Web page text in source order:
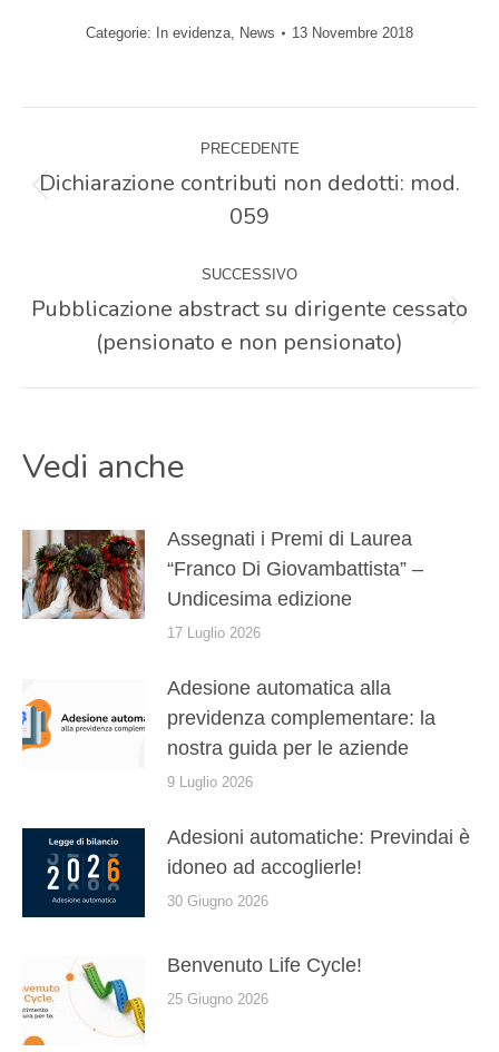
Categorie: In evidenza, News 13 Novembre 2018
tra
post
PRECEDENTE
precedente:
Dichiarazione contributi non dedotti: mod.
059
SUCCESSIVO
Prossimo
post:
Pubblicazione abstract su dirigente cessato
(pensionato e non pensionato)
Vedi anche
Assegnati i Premi di Laurea
“Franco Di Giovambattista” –
Undicesima edizione
17 Luglio 2026
Adesione automatica alla
previdenza complementare: la
nostra guida per le aziende
9 Luglio 2026
Adesioni automatiche: Previndai è
idoneo ad accoglierle!
30 Giugno 2026
Benvenuto Life Cycle!
25 Giugno 2026